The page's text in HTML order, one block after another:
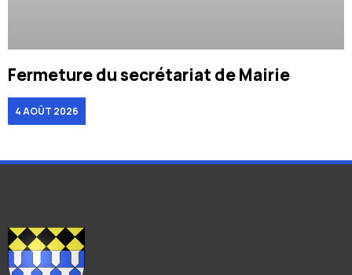
Fermeture du secrétariat de Mairie
4 AOÛT 2026